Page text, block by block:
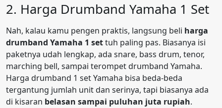
2. Harga Drumband Yamaha 1 Set
Nah, kalau kamu pengen praktis, langsung beli harga
drumband Yamaha 1 settuh paling pas. Biasanya isi
paketnya udah lengkap, ada snare, bass drum, tenor,
marching bell, sampai terompet drumband Yamaha.
Harga drumband 1 set Yamaha bisa beda-beda
tergantung jumlah unit dan serinya, tapi biasanya ada
di kisaran belasan sampai puluhan juta rupiah.